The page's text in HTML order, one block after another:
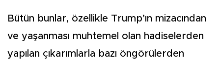
Bütün bunlar, özellikle Trump’ın mizacından
ve yaşanması muhtemel olan hadiselerden
yapılan çıkarımlarla bazı öngörülerden